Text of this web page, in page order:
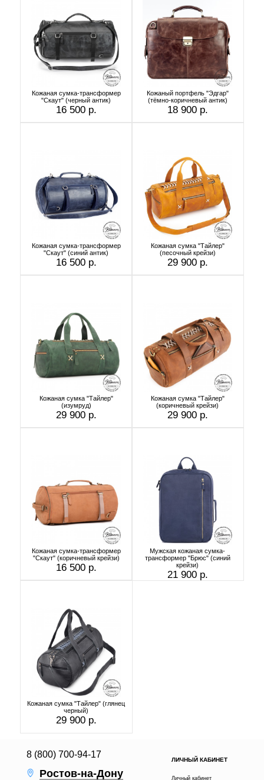
Кожаная сумка-трансформер
"Скаут" (черный антик)
16 500 р.
Кожаный портфель "Эдгар"
(тёмно-коричневый антик)
18 900 р.
Кожаная сумка-трансформер
"Скаут" (синий антик)
16 500 р.
Кожаная сумка "Тайлер"
(песочный крейзи)
29 900 р.
Кожаная сумка "Тайлер"
(изумруд)
29 900 р.
Кожаная сумка "Тайлер"
(коричневый крейзи)
29 900 р.
Кожаная сумка-трансформер
"Скаут" (коричневый крейзи)
16 500 р.
Мужская кожаная сумка-
трансформер "Брюс" (синий
крейзи)
21 900 р.
Кожаная сумка "Тайлер" (глянец
черный)
29 900 р.
8 (800) 700-94-17
Ростов-на-Дону
ЛИЧНЫЙ КАБИНЕТ
Личный кабинет